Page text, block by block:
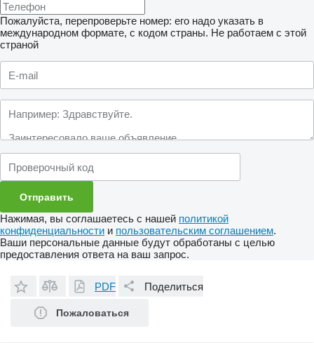
Пожалуйста, перепроверьте номер: его надо указать в
международном формате, с кодом страны. Не работаем с этой
страной
Нажимая, вы соглашаетесь с нашей политикой
конфиденциальности и пользовательским соглашением.
Ваши персональные данные будут обработаны с целью
предоставления ответа на ваш запрос.
PDF Поделиться
Пожаловаться